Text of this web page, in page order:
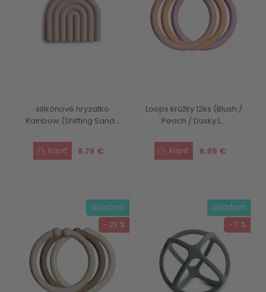
silikónové hryzatko
Rainbow (Shifting Sand...
8.76 €
Loops krúžky 12ks (Blush /
Peach / Dusky L...
9.95 €
skladom
- 23 %
skladom
- 7 %